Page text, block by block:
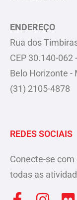
ENDEREÇO
Rua dos
CEP 30.140-062
Belo Horizonte -
(31) 2105-4878
REDES SOCIAIS
Conecte-se
todas as